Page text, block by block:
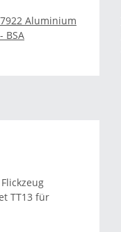
Aluminium
BSA